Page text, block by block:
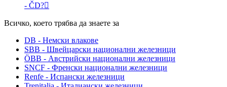
- ČD?
Всичко, което трябва да знаете за
DB - Немски влакове
SBB - Швейцарски национални железници
ÖBB - Австрийски национални железници
SNCF - Френски национални железници
Renfe - Испански железници